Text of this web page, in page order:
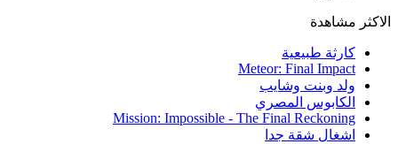
الاكثر مشاهدة
كارثة طبيعية
Meteor: Final Impact
ولد وبنت وشايب
الكابوس المصري
Mission: Impossible - The Final Reckoning
اشغال شقة جدا